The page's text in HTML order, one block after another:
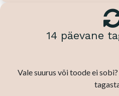
14 päevane
Vale suurus või toode ei